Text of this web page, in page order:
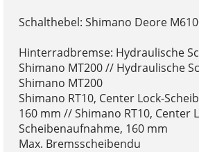
Schalthebel: Shimano Deore
Hinterradbremse: Hydraulische
Shimano MT200 // Hydraulische
Shimano MT200
Shimano RT10, Center Lock-
160 mm // Shimano RT10, Center
Scheibenaufnahme, 160 mm
Max. Bremsscheibendu